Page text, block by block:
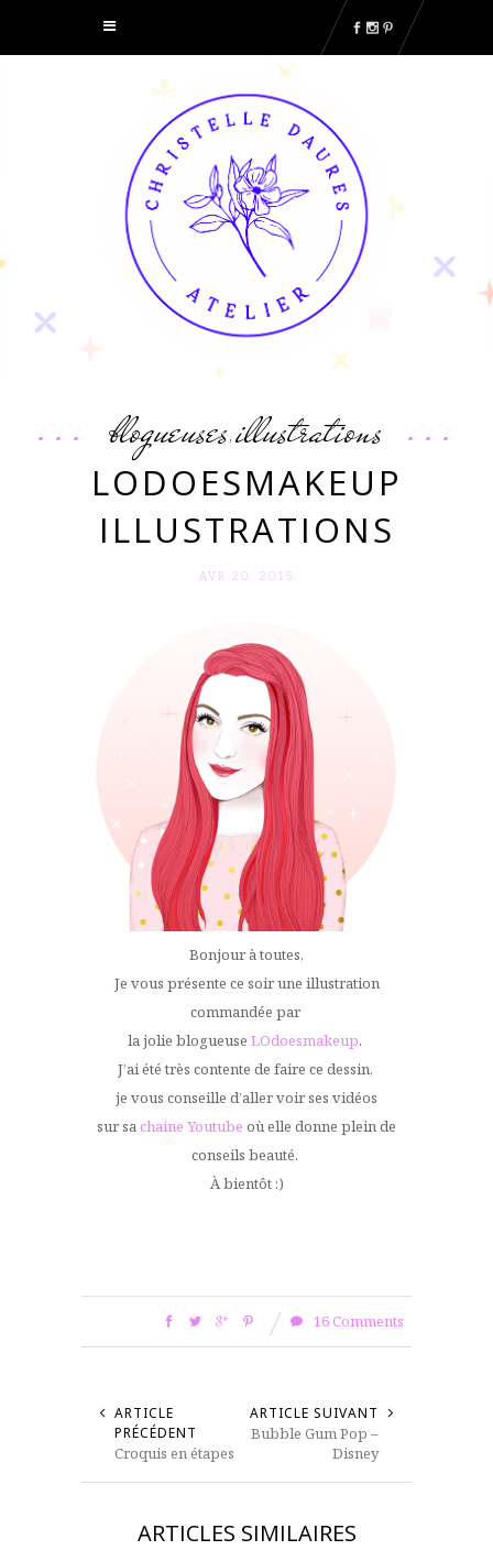
blogueuses, illustrations
LODOESMAKEUP
ILLUSTRATIONS
AVR 20. 2015
Bonjour à toutes,
Je vous présente ce soir une illustration
commandée par
la jolie blogueuse LOdoesmakeup.
J’ai été très contente de faire ce dessin,
je vous conseille d’aller voir ses vidéos
sur sa chaine Youtube où elle donne plein de
conseils beauté.
À bientôt :)
16 Comments
ARTICLE
PRÉCÉDENT
Croquis en étapes
ARTICLE SUIVANT
Bubble Gum Pop –
Disney
ARTICLES SIMILAIRES